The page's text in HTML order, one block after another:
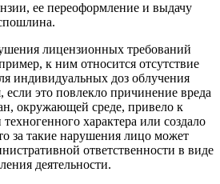
ее переоформление и выдачу
лицензионных требований
к ним относится отсутствие
индивидуальных доз облучения
если это повлекло причинение вреда
окружающей среде, привело к
характера или создало
за такие нарушения лицо может
ответственности в виде
деятельности.